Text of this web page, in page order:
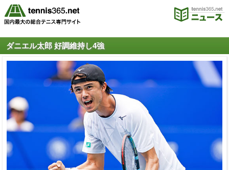
ダニエル太郎 好調維持し4強